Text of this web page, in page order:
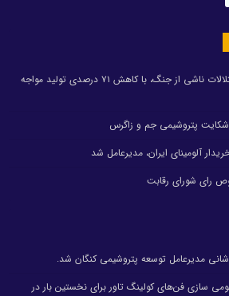
پتروشیمی اروند پس از اختلالات ناشی از جنگ، با کاهش ۷۱ درصدی تولید مواجه
پتروشیمی جم و زاگرس
آلومینای ایران، مدیرعامل شد
رای شورای رقابت
مدیرعامل توسعه پتروشیمی کنگان شد.
سازی فن‌های کولینگ تاور برای نخستین بار در